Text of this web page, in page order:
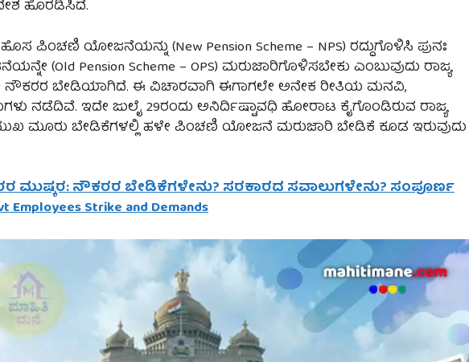
ಹೊರಡಿಸಿದೆ.
ಪಿಂಚಣಿ ಯೋಜನೆಯನ್ನು (New Pension Scheme – NPS) ರದ್ದುಗೊಳಿಸಿ ಪುನಃ
(Old Pension Scheme – OPS) ಮರುಜಾರಿಗೊಳಿಸಬೇಕು ಎಂಬುವುದು ರಾಜ್ಯ
ನೌಕರರ ಬೇಡಿಯಾಗಿದೆ. ಈ ವಿಚಾರವಾಗಿ ಈಗಾಗಲೇ ಅನೇಕ ರೀತಿಯ ಮನವಿ,
ನಡೆದಿವೆ. ಇದೇ ಜುಲೈ 29ರಂದು ಅನಿರ್ದಿಷ್ಟಾವಧಿ ಹೋರಾಟ ಕೈಗೊಂಡಿರುವ ರಾಜ್ಯ
ಮೂರು ಬೇಡಿಕೆಗಳಲ್ಲಿ ಹಳೇ ಪಿಂಚಣಿ ಯೋಜನೆ ಮರುಜಾರಿ ಬೇಡಿಕೆ ಕೂಡ ಇರುವುದು
ಮುಷ್ಕರ: ನೌಕರರ ಬೇಡಿಕೆಗಳೇನು? ಸರಕಾರದ ಸವಾಲುಗಳೇನು? ಸಂಪೂರ್ಣ
Strike and Demands